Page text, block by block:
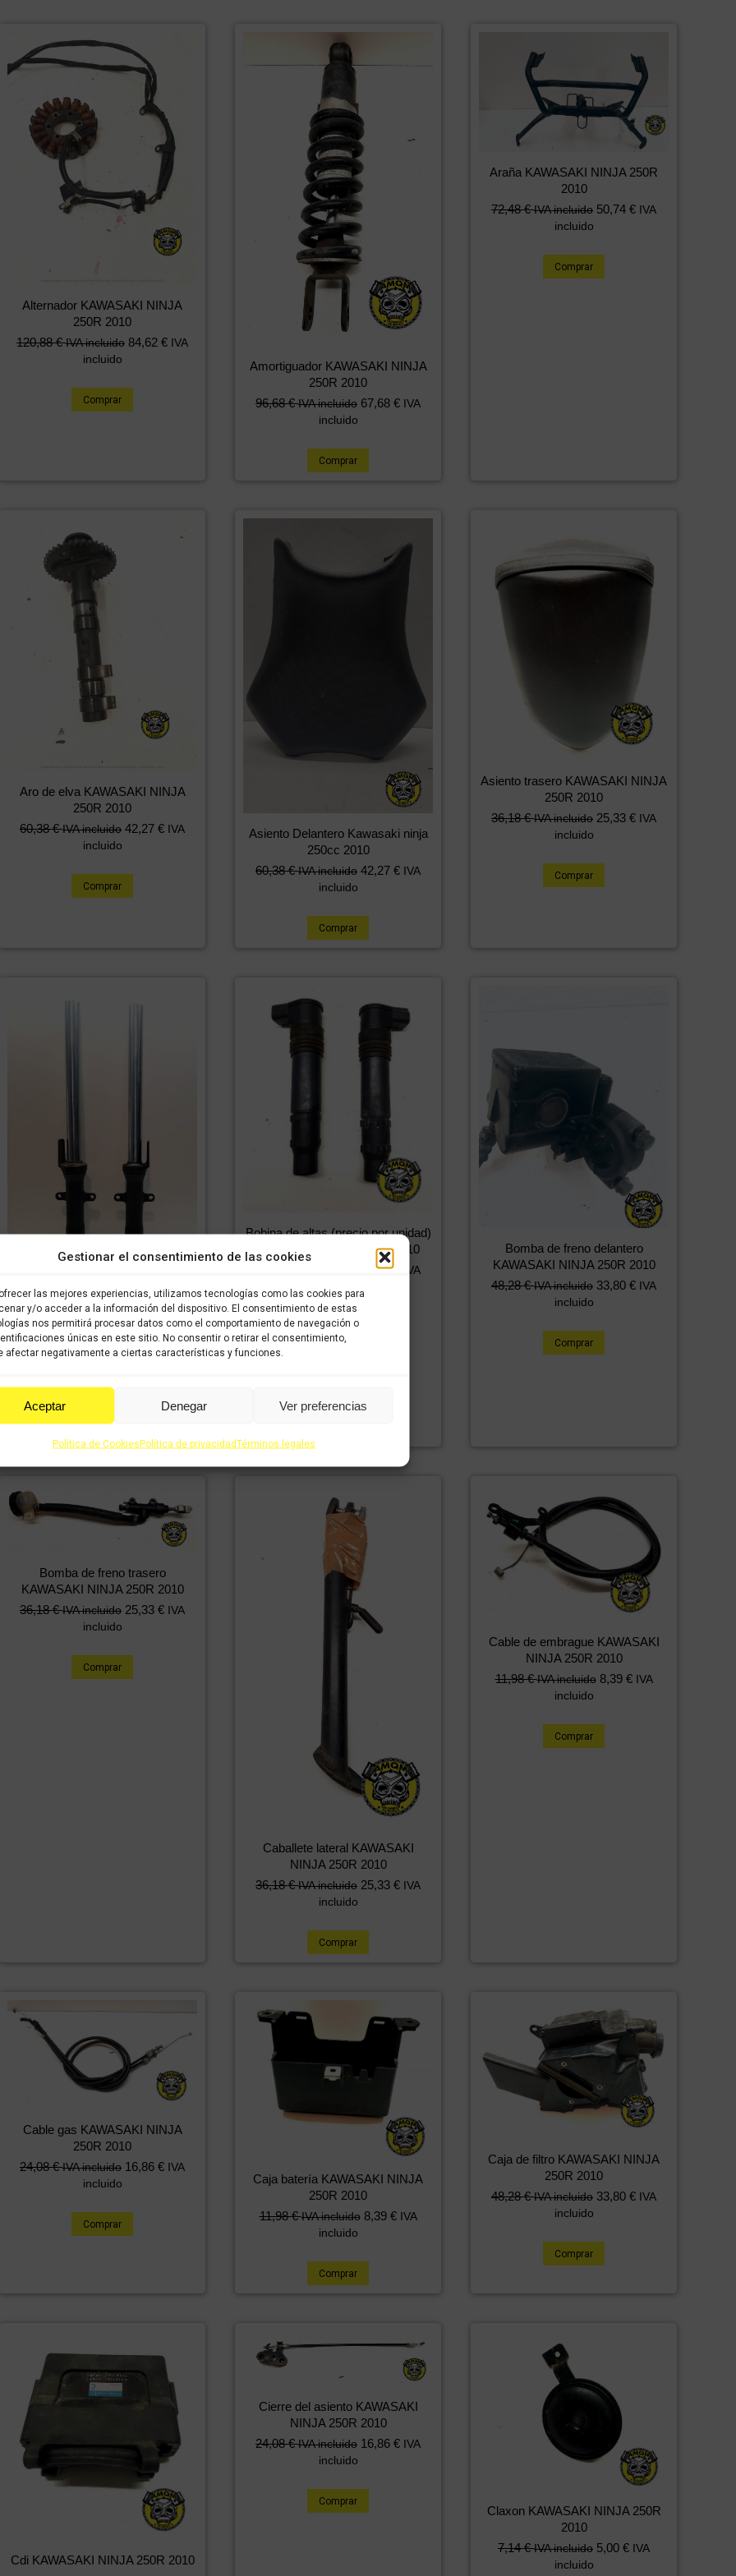
Gestionar el consentimiento de las cookies
las mejores experiencias, utilizamos tecnologías como las cookies para
y/o acceder a la información del dispositivo. El consentimiento de estas
nos permitirá procesar datos como el comportamiento de navegación o
únicas en este sitio. No consentir o retirar el consentimiento,
afectar negativamente a ciertas características y funciones.
Aceptar Denegar Ver preferencias
Política de CookiesPolítica de privacidadTérminos legales
Alternador KAWASAKI NINJA
250R 2010
120,88€ IVA incluido 84,62 € IVA
incluido
Comprar
Amortiguador KAWASAKI NINJA
250R 2010
96,68€ IVA incluido 67,68 € IVA
incluido
Comprar
Araña KAWASAKI NINJA 250R
2010
72,48€ IVA incluido 50,74 € IVA
incluido
Comprar
Aro de elva KAWASAKI NINJA
250R 2010
60,38€ IVA incluido 42,27 € IVA
incluido
Comprar
Asiento Delantero Kawasaki ninja
250cc 2010
60,38€ IVA incluido 42,27 € IVA
incluido
Comprar
Asiento trasero KAWASAKI NINJA
250R 2010
36,18€ IVA incluido 25,33 € IVA
incluido
Comprar
Barras horquilla KAWASAKI NINJA
250R 2010
incluido
Comprar
Bobina de altas (precio por unidad)
KAWASAKI NINJA 250R 2010
42,27€
IVA
incluido
Comprar
Bomba de freno delantero
KAWASAKI NINJA 250R 2010
48,28€ IVA incluido 33,80 € IVA
incluido
Comprar
Bomba de freno trasero
KAWASAKI NINJA 250R 2010
36,18€ IVA incluido 25,33 € IVA
incluido
Comprar
Caballete lateral KAWASAKI
NINJA 250R 2010
36,18€ IVA incluido 25,33 € IVA
incluido
Comprar
Cable de embrague KAWASAKI
NINJA 250R 2010
11,98€ IVA incluido 8,39 € IVA
incluido
Comprar
Cable gas KAWASAKI NINJA
250R 2010
24,08€ IVA incluido 16,86 € IVA
incluido
Comprar
Caja batería KAWASAKI NINJA
250R 2010
11,98€ IVA incluido 8,39 € IVA
incluido
Comprar
Caja de filtro KAWASAKI NINJA
250R 2010
48,28€ IVA incluido 33,80 € IVA
incluido
Comprar
Cdi KAWASAKI NINJA 250R 2010
Cierre del asiento KAWASAKI
NINJA 250R 2010
24,08€ IVA incluido 16,86 € IVA
incluido
Comprar
Claxon KAWASAKI NINJA 250R
2010
7,14€ IVA incluido 5,00 € IVA
incluido